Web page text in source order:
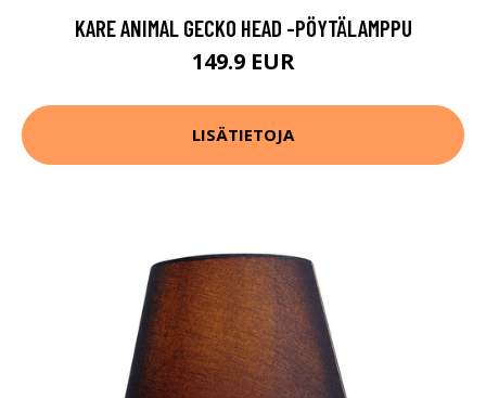
KARE ANIMAL GECKO HEAD -PÖYTÄLAMPPU
149.9 EUR
LISÄTIETOJA